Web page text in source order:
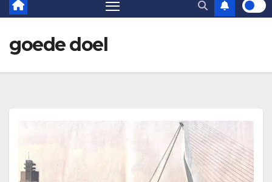
goede doel